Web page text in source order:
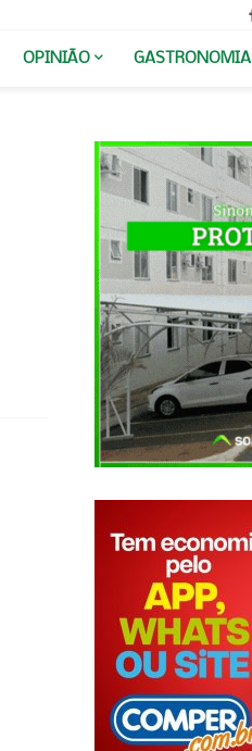
OPINIÃO GASTRONOMIA